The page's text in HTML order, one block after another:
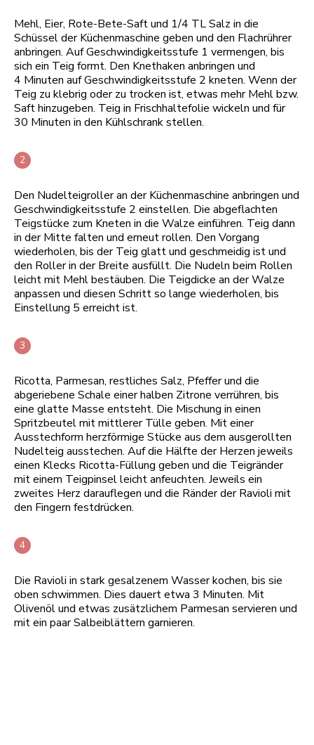
Mehl, Eier, Rote-Bete-Saft und 1/4 TL Salz in die
Schüssel der Küchenmaschine geben und den Flachrührer
anbringen. Auf Geschwindigkeitsstufe 1 vermengen, bis
sich ein Teig formt. Den Knethaken anbringen und
4 Minuten auf Geschwindigkeitsstufe 2 kneten. Wenn der
Teig zu klebrig oder zu trocken ist, etwas mehr Mehl bzw.
Saft hinzugeben. Teig in Frischhaltefolie wickeln und für
30 Minuten in den Kühlschrank stellen.
Den Nudelteigroller an der Küchenmaschine anbringen und
Geschwindigkeitsstufe 2 einstellen. Die abgeflachten
Teigstücke zum Kneten in die Walze einführen. Teig dann
in der Mitte falten und erneut rollen. Den Vorgang
wiederholen, bis der Teig glatt und geschmeidig ist und
den Roller in der Breite ausfüllt. Die Nudeln beim Rollen
leicht mit Mehl bestäuben. Die Teigdicke an der Walze
anpassen und diesen Schritt so lange wiederholen, bis
Einstellung 5 erreicht ist.
Ricotta, Parmesan, restliches Salz, Pfeffer und die
abgeriebene Schale einer halben Zitrone verrühren, bis
eine glatte Masse entsteht. Die Mischung in einen
Spritzbeutel mit mittlerer Tülle geben. Mit einer
Ausstechform herzförmige Stücke aus dem ausgerollten
Nudelteig ausstechen. Auf die Hälfte der Herzen jeweils
einen Klecks Ricotta-Füllung geben und die Teigränder
mit einem Teigpinsel leicht anfeuchten. Jeweils ein
zweites Herz darauflegen und die Ränder der Ravioli mit
den Fingern festdrücken.
Die Ravioli in stark gesalzenem Wasser kochen, bis sie
oben schwimmen. Dies dauert etwa 3 Minuten. Mit
Olivenöl und etwas zusätzlichem Parmesan servieren und
mit ein paar Salbeiblättern garnieren.